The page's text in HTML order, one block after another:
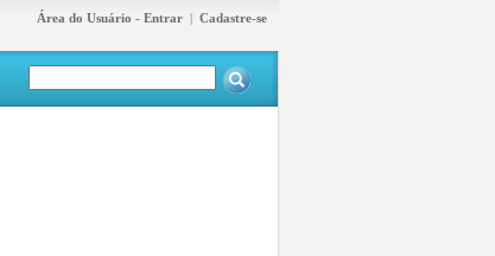
Área do Usuário - Entrar | Cadastre-se